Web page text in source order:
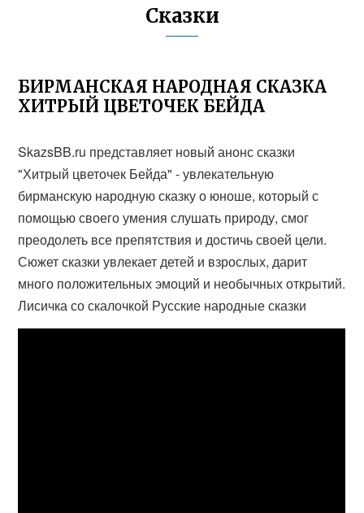
Сказки
БИРМАНСКАЯ НАРОДНАЯ СКАЗКА
ХИТРЫЙ ЦВЕТОЧЕК БЕЙДА
SkazsBB.ru представляет новый анонс сказки
"Хитрый цветочек Бейда" - увлекательную
бирманскую народную сказку о юноше, который с
помощью своего умения слушать природу, смог
преодолеть все препятствия и достичь своей цели.
Сюжет сказки увлекает детей и взрослых, дарит
много положительных эмоций и необычных открытий.
Лисичка со скалочкой Русские народные сказки